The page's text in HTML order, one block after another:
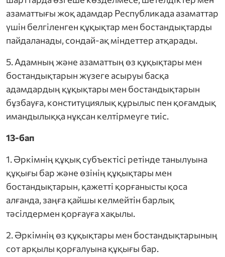
азаматтығы жоқ адамдар Республикада азаматтар
үшін белгіленген құқықтар мен бостандықтарды
пайдаланады, сондай-ақ міндеттер атқарады.
5. Адамның және азаматтың өз құқықтары мен
бостандықтарын жүзеге асыруы басқа
адамдардың құқықтары мен бостандықтарын
бұзбауға, конституциялық құрылыс пен қоғамдық
имандылыққа нұқсан келтірмеуге тиіс.
13-бап
1. Әркімнің құқық субъектісі ретінде танылуына
құқығы бар және өзінің құқықтары мен
бостандықтарын, қажетті қорғанысты қоса
алғанда, заңға қайшы келмейтін барлық
тәсілдермен қорғауға хақылы.
2. Әркімнің өз құқықтары мен бостандықтарының
сот арқылы қорғалуына құқығы бар.